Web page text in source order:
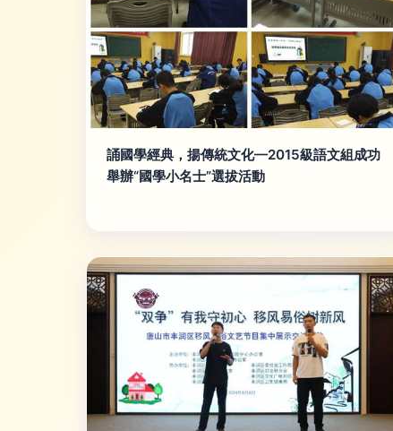
誦國學經典，揚傳統文化—2015級語文組成功
舉辦“國學小名士”選拔活動